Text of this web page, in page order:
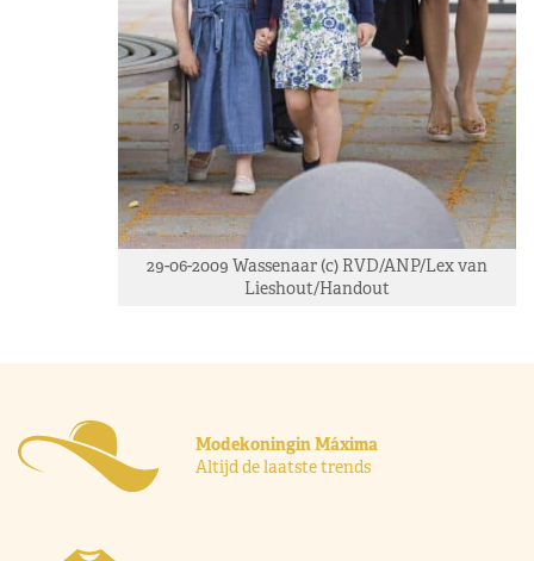
29-06-2009 Wassenaar (c) RVD/ANP/Lex van
Lieshout/Handout
Modekoningin Máxima
Altijd de laatste trends